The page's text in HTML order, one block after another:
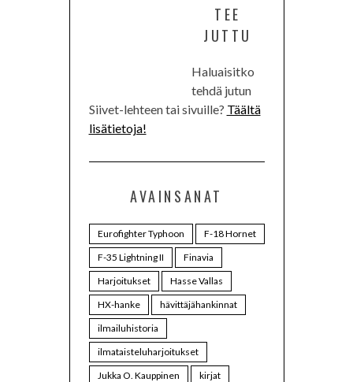
TEE
JUTTU
Haluaisitko
tehdä jutun
Siivet-lehteen tai sivuille? Täältä
lisätietoja!
AVAINSANAT
Eurofighter Typhoon
F-18 Hornet
F-35 Lightning II
Finavia
Harjoitukset
Hasse Vallas
HX-hanke
hävittäjähankinnat
ilmailuhistoria
ilmataisteluharjoitukset
Jukka O. Kauppinen
kirjat